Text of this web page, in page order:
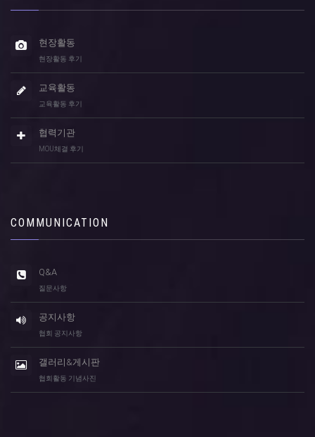
현장활동
현장활동 후기
교육활동
교육활동 후기
협력기관
MOU체결 후기
COMMUNICATION
Q&A
질문사항
공지사항
협회 공지사항
갤러리&게시판
협회활동 기념사진